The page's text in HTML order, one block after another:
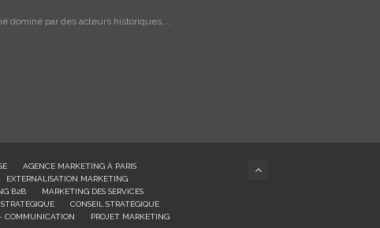
dominé par des acteurs historiques, …
AGENCE MARKETING À PARIS
EXTERNALISATION MARKETING
B2B
MARKETING DES SERVICES
CONSEIL STRATÉGIQUE
COMMUNICATION
PROJET MARKETING